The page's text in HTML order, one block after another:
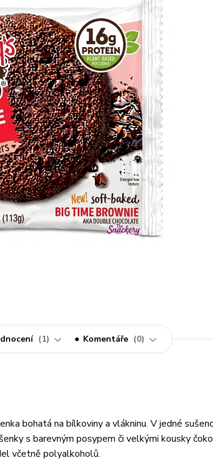
1 Komentáře 0
bohatá na bílkoviny a vlákninu. V jedné
s barevným posypem či velkými kousky
včetně polyalkoholů.